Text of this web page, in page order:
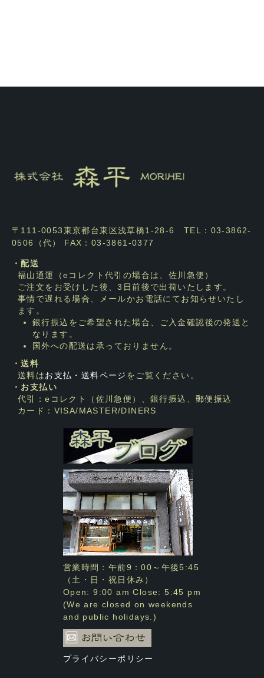
〒111-0053東京都台東区浅草橋1-28-6 TEL：03-3862-
0506（代） FAX：03-3861-0377
・配送
福山通運（eコレクト代引の場合は、佐川急便）
ご注文をお受けした後、3日前後で出荷いたします。
事情で遅れる場合、メールかお電話にてお知らせいたし
ます。
銀行振込をご希望された場合、ご入金確認後の発送と
なります。
国外への配送は承っておりません。
・送料
送料はお支払・送料ページ をご覧ください。
・お支払い
代引：eコレクト（佐川急便）、銀行振込、郵便振込
カード：VISA/MASTER/DINERS
営業時間：午前9：00～午後5:45
（土・日・祝日休み）
Open: 9:00 am Close: 5:45 pm
(We are closed on weekends
and public holidays.)
プライバシーポリシー